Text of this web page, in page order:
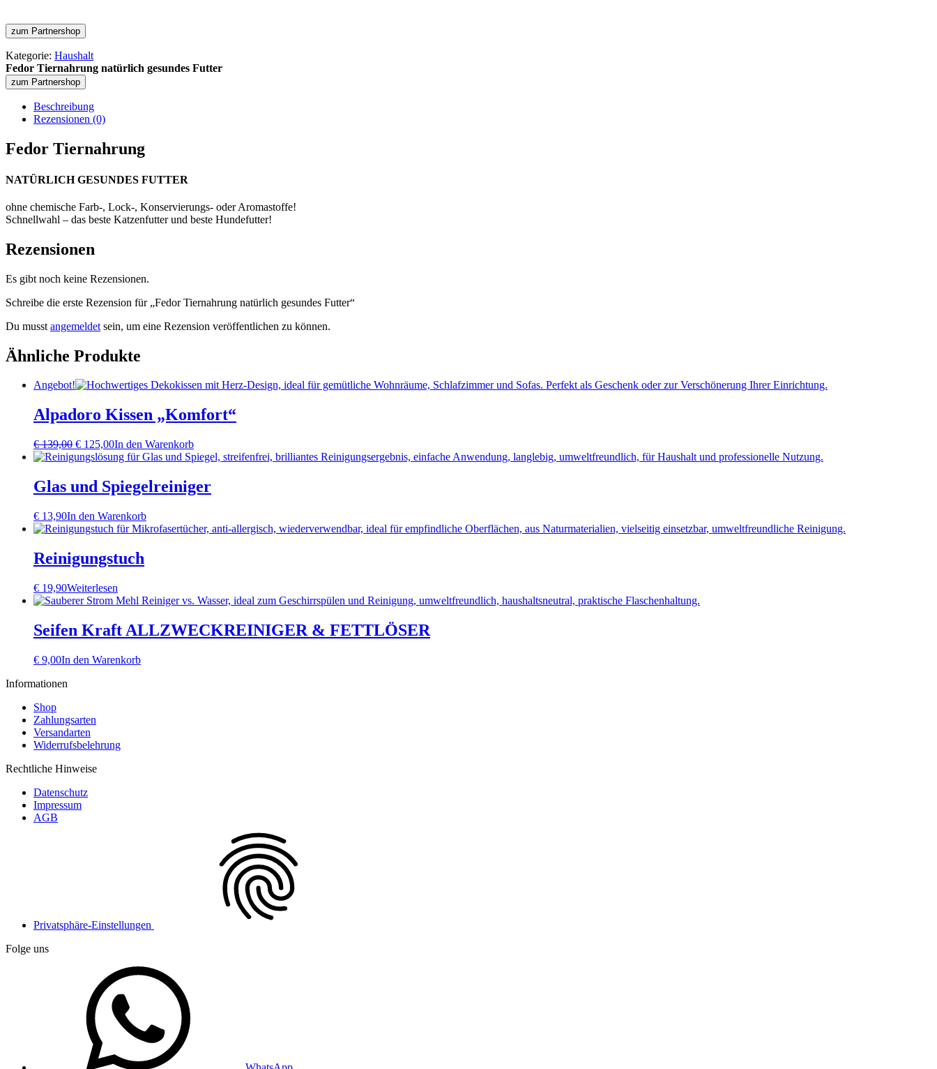
zum Partnershop
Kategorie: Haushalt
Fedor Tiernahrung natürlich gesundes Futter
zum Partnershop
Beschreibung
Rezensionen (0)
Fedor Tiernahrung
NATÜRLICH GESUNDES FUTTER
ohne chemische Farb-, Lock-, Konservierungs- oder Aromastoffe!
Schnellwahl – das beste Katzenfutter und beste Hundefutter!
Rezensionen
Es gibt noch keine Rezensionen.
Schreibe die erste Rezension für „Fedor Tiernahrung natürlich gesundes Futter“
Du musst angemeldet sein, um eine Rezension veröffentlichen zu können.
Ähnliche Produkte
Angebot!
Alpadoro Kissen „Komfort“
€139,00 Ursprünglicher
Preis
€ 139,00
€ 125,00Aktueller
Preis
€ 125,00.
In den Warenkorb
Glas und Spiegelreiniger
€ 13,90In den Warenkorb
Reinigungstuch
€ 19,90Weiterlesen
Seifen Kraft ALLZWECKREINIGER & FETTLÖSER
€ 9,00In den Warenkorb
Informationen
Shop
Zahlungsarten
Versandarten
Widerrufsbelehrung
Rechtliche Hinweise
Datenschutz
Impressum
AGB
Privatsphäre-Einstellungen
Folge uns